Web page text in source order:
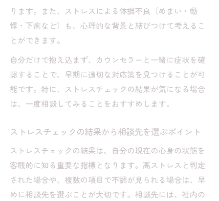
例
ストレスチェック学生版とカウンセリング
の使い方
心のストレスチェックで気づく異変と相談
先
ります。また、ストレスによる体調不良（めまい・動
悸・下痢など）も、心理的な背景と結びつけて考えるこ
とができます。
自分だけで抱え込まず、カウンセラーと一緒に症状を確
認することで、早期に適切な対応策を見つけることが可
能です。特に、ストレスチェックの結果が気になる場合
は、一度相談してみることをおすすめします。
ストレスチェックの結果から相談先を選ぶポイント
ストレスチェックの結果は、自分の現在の心身の状態を
客観的に知る重要な指標となります。高ストレスと判定
された場合や、複数の項目で不調が見られる場合は、早
めに相談先を選ぶことが大切です。相談先には、社内の